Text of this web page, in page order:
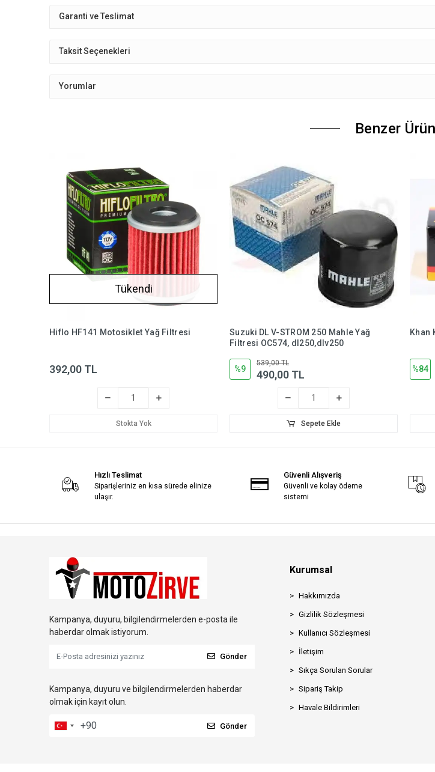
Garanti ve Teslimat
Taksit Seçenekleri
Yorumlar
Benzer
Tükendi
Hiflo HF141 Motosiklet Yağ Filtresi
392,00 TL
Stokta Yok
Suzuki DL V-STROM 250 Mahle Yağ
Filtresi OC574, dl250,dlv250
%9
539,00 TL
490,00 TL
Sepete Ekle
Khan
%84
Hızlı Teslimat
Siparişleriniz en kısa sürede elinize
ulaşır.
Güvenli Alışveriş
Güvenli ve kolay ödeme
sistemi
Kampanya, duyuru, bilgilendirmelerden e-posta ile
haberdar olmak istiyorum.
Gönder
Kampanya, duyuru ve bilgilendirmelerden haberdar
olmak için kayıt olun.
Gönder
Kurumsal
Hakkımızda
Gizlilik Sözleşmesi
Kullanıcı Sözleşmesi
İletişim
Sıkça Sorulan Sorular
Sipariş Takip
Havale Bildirimleri